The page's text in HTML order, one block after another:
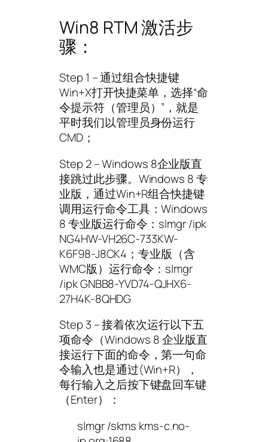
Win8 RTM 激活步
骤：
Step 1 – 通过组合快捷键
Win+X打开快捷菜单，选择“命
令提示符（管理员）”，就是
平时我们以管理员身份运行
CMD；
Step 2 – Windows 8企业版直
接跳过此步骤。Windows 8 专
业版，通过Win+R组合快捷键
调用运行命令工具：Windows
8 专业版运行命令：slmgr /ipk
NG4HW-VH26C-733KW-
K6F98-J8CK4；专业版（含
WMC版）运行命令：slmgr
/ipk GNBB8-YVD74-QJHX6-
27H4K-8QHDG
Step 3 – 接着依次运行以下五
项命令（Windows 8 企业版直
接运行下面的命令，第一句命
令输入也是通过(Win+R），
每行输入之后按下键盘回车键
（Enter）：
slmgr /skms kms-c.no-